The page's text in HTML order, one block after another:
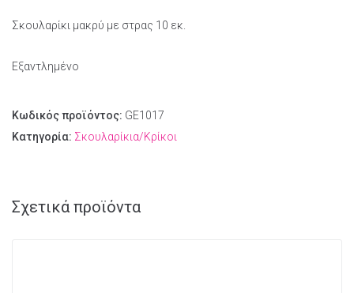
Σκουλαρίκι μακρύ με στρας 10 εκ.
Εξαντλημένο
Κωδικός προϊόντος: GE1017
Κατηγορία: Σκουλαρίκια/Κρίκοι
Σχετικά προϊόντα